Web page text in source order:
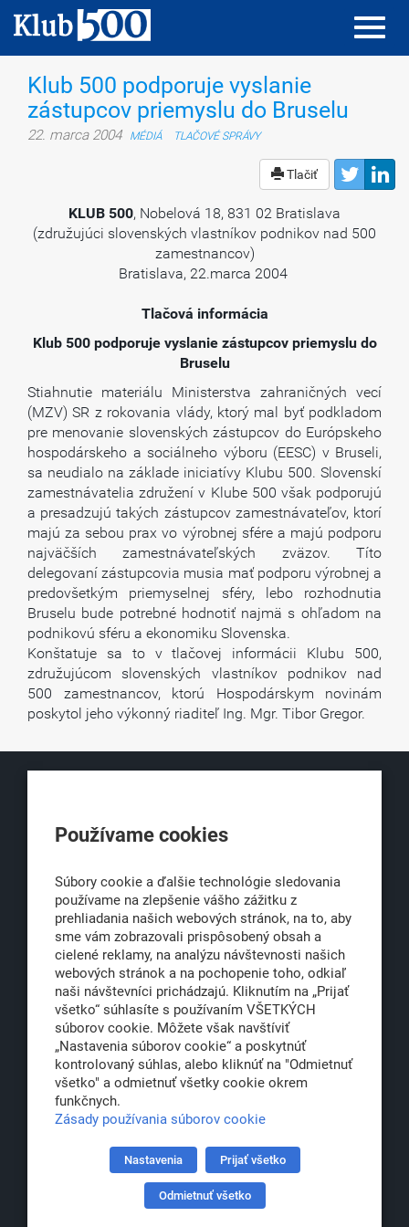
Klub 500 podporuje vyslanie
zástupcov priemyslu do Bruselu
22. marca 2004 MÉDIÁ TLAČOVÉ SPRÁVY
Tlačiť
KLUB 500, Nobelová 18, 831 02 Bratislava
(združujúci slovenských vlastníkov podnikov nad 500
zamestnancov)
Bratislava, 22.marca 2004
Tlačová informácia
Klub 500 podporuje vyslanie zástupcov priemyslu do
Bruselu
Stiahnutie materiálu Ministerstva zahraničných vecí
(MZV) SR z rokovania vlády, ktorý mal byť podkladom
pre menovanie slovenských zástupcov do Európskeho
hospodárskeho a sociálneho výboru (EESC) v Bruseli,
sa neudialo na základe iniciatívy Klubu 500. Slovenskí
zamestnávatelia združení v Klube 500 však podporujú
a presadzujú takých zástupcov zamestnávateľov, ktorí
majú za sebou prax vo výrobnej sfére a majú podporu
najväčších zamestnávateľských zväzov. Títo
delegovaní zástupcovia musia mať podporu výrobnej a
predovšetkým priemyselnej sféry, lebo rozhodnutia
Bruselu bude potrebné hodnotiť najmä s ohľadom na
podnikovú sféru a ekonomiku Slovenska.
Konštatuje sa to v tlačovej informácii Klubu 500,
združujúcom slovenských vlastníkov podnikov nad
500 zamestnancov, ktorú Hospodárskym novinám
poskytol jeho výkonný riaditeľ Ing. Mgr. Tibor Gregor.
Obchodná 6
office@klub500.sk
+421 2 54 646 464
www.klub500.sk
Copyright: Klub 500, 2026
Všetky práva vyhradené
Právna informácia
Partner:
Používame cookies
Súbory cookie a ďalšie technológie sledovania
používame na zlepšenie vášho zážitku z
prehliadania našich webových stránok, na to, aby
sme vám zobrazovali prispôsobený obsah a
cielené reklamy, na analýzu návštevnosti našich
webových stránok a na pochopenie toho, odkiaľ
naši návštevníci prichádzajú. Kliknutím na „Prijať
všetko“ súhlasíte s používaním VŠETKÝCH
súborov cookie. Môžete však navštíviť
„Nastavenia súborov cookie“ a poskytnúť
kontrolovaný súhlas, alebo kliknúť na "Odmietnuť
všetko" a odmietnuť všetky cookie okrem
funkčnych.
Zásady používania súborov cookie
Nastavenia Prijať všetko
Odmietnuť všetko